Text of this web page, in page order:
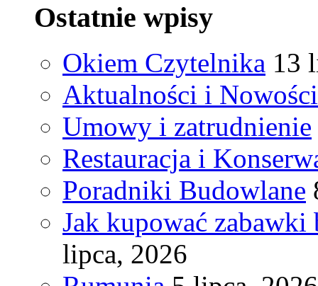
Ostatnie wpisy
Okiem Czytelnika 13
Aktualności i Nowości
Umowy i zatrudnienie
Restauracja i
Poradniki Budowlane
Jak kupować
lipca, 2026